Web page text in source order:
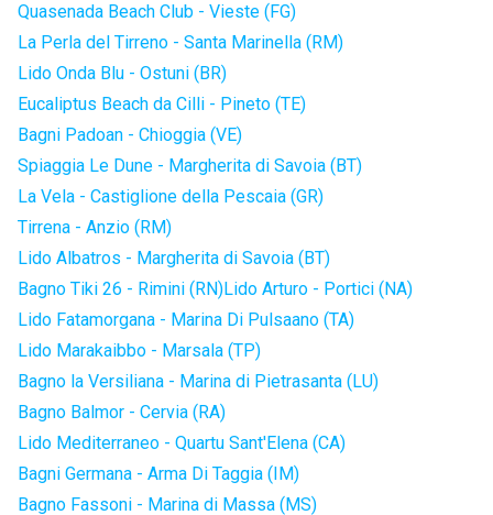
Quasenada Beach Club - Vieste (FG)
La Perla del Tirreno - Santa Marinella (RM)
Lido Onda Blu - Ostuni (BR)
Eucaliptus Beach da Cilli - Pineto (TE)
Bagni Padoan - Chioggia (VE)
Spiaggia Le Dune - Margherita di Savoia (BT)
La Vela - Castiglione della Pescaia (GR)
Tirrena - Anzio (RM)
Lido Albatros - Margherita di Savoia (BT)
Bagno Tiki 26 - Rimini (RN)Lido Arturo - Portici (NA)
Lido Fatamorgana - Marina Di Pulsaano (TA)
Lido Marakaibbo - Marsala (TP)
Bagno la Versiliana - Marina di Pietrasanta (LU)
Bagno Balmor - Cervia (RA)
Lido Mediterraneo - Quartu Sant'Elena (CA)
Bagni Germana - Arma Di Taggia (IM)
Bagno Fassoni - Marina di Massa (MS)